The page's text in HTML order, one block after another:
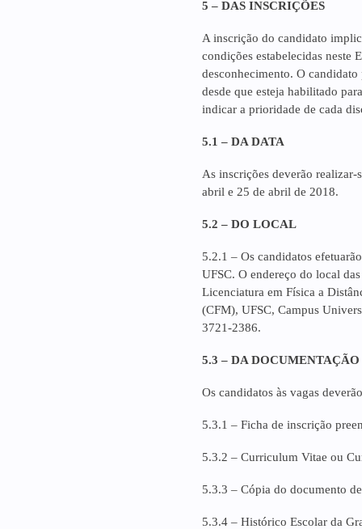
5 – DAS INSCRIÇÕES
A inscrição do candidato
condições estabelecidas neste
desconhecimento. O
desde que esteja habilitado
indicar a prioridade de cada
5.1 – DA DATA
As inscrições deverão
abril e 25 de abril de 2018.
5.2 – DO LOCAL
5.2.1 – Os candidatos
UFSC. O endereço do local
Licenciatura em Física a
(CFM), UFSC, Campus
3721-2386.
5.3 – DA DOCUMENTAÇÃO
Os candidatos às vagas
5.3.1 – Ficha de inscrição
5.3.2 – Curriculum Vitae ou
5.3.3 – Cópia do documento
5.3.4 – Histórico Escolar da